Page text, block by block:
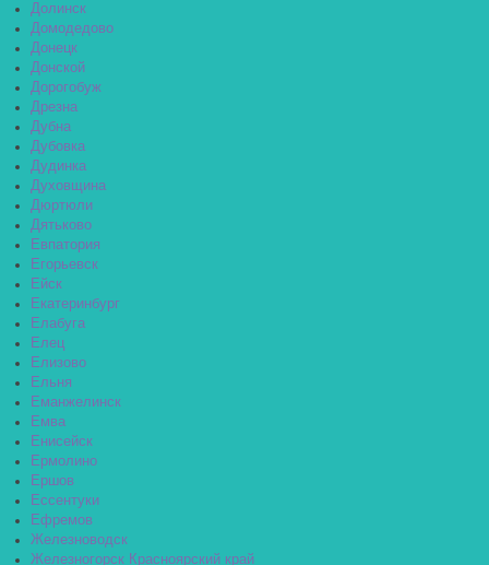
Долинск
Домодедово
Донецк
Донской
Дорогобуж
Дрезна
Дубна
Дубовка
Дудинка
Духовщина
Дюртюли
Дятьково
Евпатория
Егорьевск
Ейск
Екатеринбург
Елабуга
Елец
Елизово
Ельня
Еманжелинск
Емва
Енисейск
Ермолино
Ершов
Ессентуки
Ефремов
Железноводск
Железногорск Красноярский край